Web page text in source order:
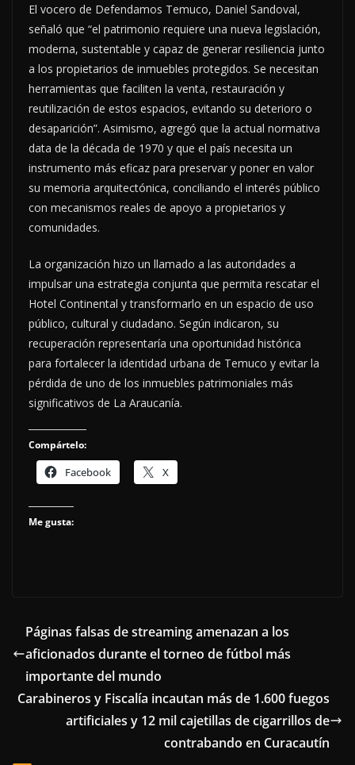
El vocero de Defendamos Temuco, Daniel Sandoval,
señaló que “el patrimonio requiere una nueva legislación,
moderna, sustentable y capaz de generar resiliencia junto
a los propietarios de inmuebles protegidos. Se necesitan
herramientas que faciliten la venta, restauración y
reutilización de estos espacios, evitando su deterioro o
desaparición”. Asimismo, agregó que la actual normativa
data de la década de 1970 y que el país necesita un
instrumento más eficaz para preservar y poner en valor
su memoria arquitectónica, conciliando el interés público
con mecanismos reales de apoyo a propietarios y
comunidades.
La organización hizo un llamado a las autoridades a
impulsar una estrategia conjunta que permita rescatar el
Hotel Continental y transformarlo en un espacio de uso
público, cultural y ciudadano. Según indicaron, su
recuperación representaría una oportunidad histórica
para fortalecer la identidad urbana de Temuco y evitar la
pérdida de uno de los inmuebles patrimoniales más
significativos de La Araucanía.
Compártelo:
Facebook X
Me gusta:
Páginas falsas de streaming amenazan a los
aficionados durante el torneo de fútbol más
importante del mundo
Carabineros y Fiscalía incautan más de 1.600 fuegos
artificiales y 12 mil cajetillas de cigarrillos de
contrabando en Curacautín